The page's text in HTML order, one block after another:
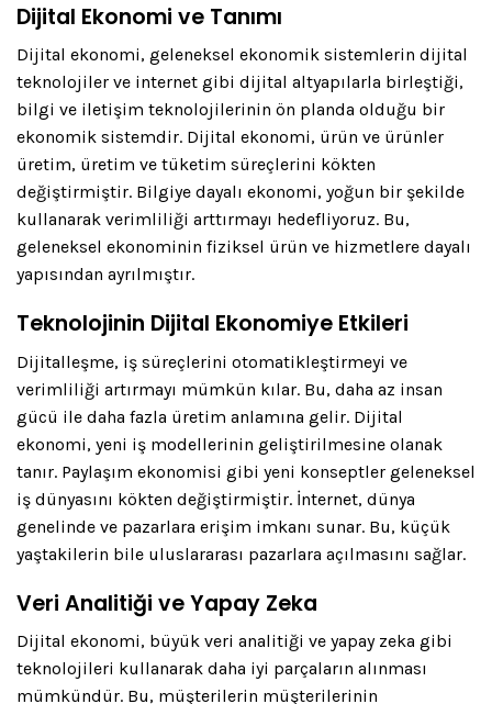
Dijital Ekonomi ve Tanımı
Dijital ekonomi, geleneksel ekonomik sistemlerin dijital
teknolojiler ve internet gibi dijital altyapılarla birleştiği,
bilgi ve iletişim teknolojilerinin ön planda olduğu bir
ekonomik sistemdir. Dijital ekonomi, ürün ve ürünler
üretim, üretim ve tüketim süreçlerini kökten
değiştirmiştir. Bilgiye dayalı ekonomi, yoğun bir şekilde
kullanarak verimliliği arttırmayı hedefliyoruz. Bu,
geleneksel ekonominin fiziksel ürün ve hizmetlere dayalı
yapısından ayrılmıştır.
Teknolojinin Dijital Ekonomiye Etkileri
Dijitalleşme, iş süreçlerini otomatikleştirmeyi ve
verimliliği artırmayı mümkün kılar. Bu, daha az insan
gücü ile daha fazla üretim anlamına gelir. Dijital
ekonomi, yeni iş modellerinin geliştirilmesine olanak
tanır. Paylaşım ekonomisi gibi yeni konseptler geleneksel
iş dünyasını kökten değiştirmiştir. İnternet, dünya
genelinde ve pazarlara erişim imkanı sunar. Bu, küçük
yaştakilerin bile uluslararası pazarlara açılmasını sağlar.
Veri Analitiği ve Yapay Zeka
Dijital ekonomi, büyük veri analitiği ve yapay zeka gibi
teknolojileri kullanarak daha iyi parçaların alınması
mümkündür. Bu, müşterilerin müşterilerinin